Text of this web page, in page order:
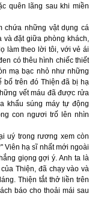
quên lãng sau khi miền
chứa những vật dụng cá
và đặt giữa phòng khách,
làm theo lời tôi, với vẻ ái
có thêu hình chiếc thiết
mạ bạc nhỏ như những
bố trên đó Thiện đã bị hạ
vết máu đã được rửa
khẩu súng máy tự động
con ngươi trố lên nhìn
uý trong rương xem còn
Viên hạ sĩ nhất mới ngoài
giọng gợi ý. Anh ta là
Thiện, đã chạy vào và
Thiện tắt thở liền trên
báo cho thoải mái sau